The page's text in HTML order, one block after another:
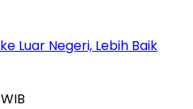
Luar Negeri, Lebih Baik